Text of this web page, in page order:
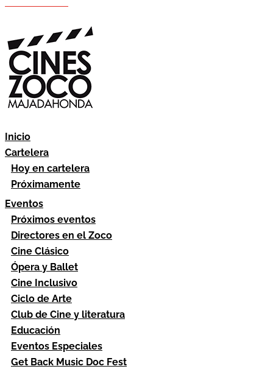
Inicio
Cartelera
Hoy en cartelera
Próximamente
Eventos
Próximos eventos
Directores en el Zoco
Cine Clásico
Ópera y Ballet
Cine Inclusivo
Ciclo de Arte
Club de Cine y literatura
Educación
Eventos Especiales
Get Back Music Doc Fest